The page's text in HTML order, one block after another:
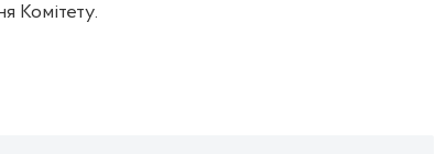
Комітету.